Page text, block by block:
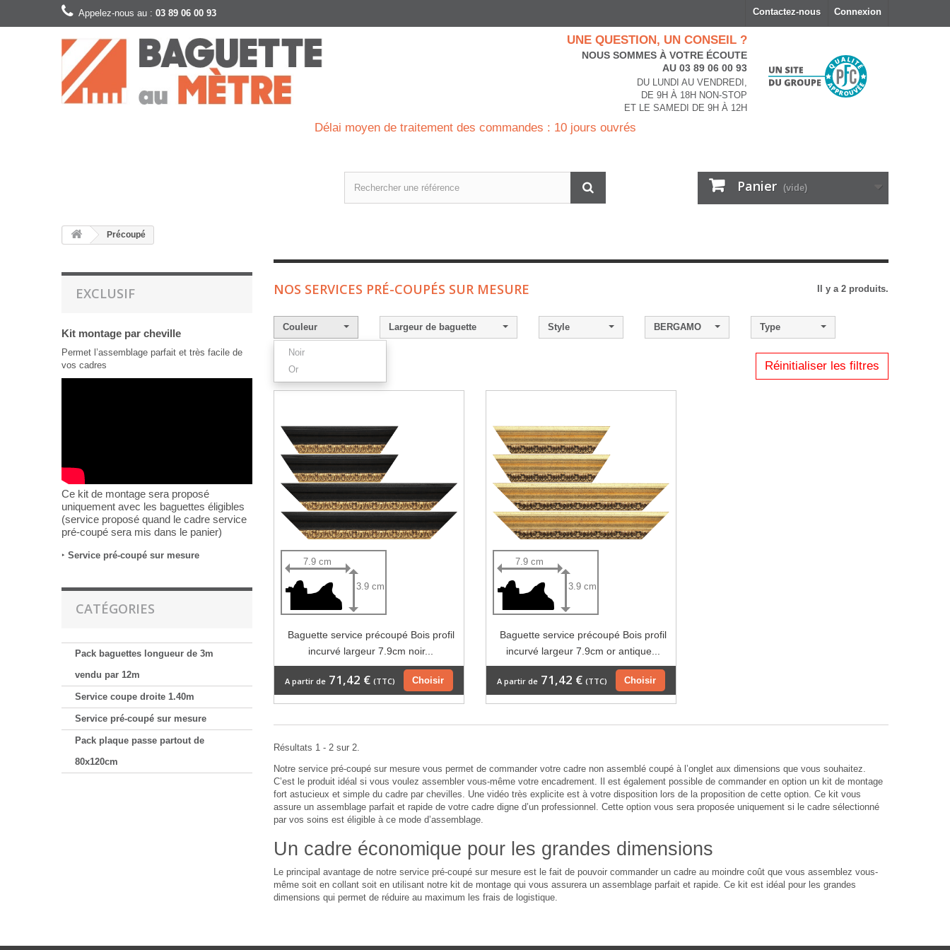
Connexion
Contactez-nous
Appelez-nous au : 03 89 06 00 93
UNE QUESTION, UN CONSEIL ?
NOUS SOMMES À VOTRE ÉCOUTE
AU 03 89 06 00 93
DU LUNDI AU VENDREDI,
DE 9H À 18H NON-STOP
ET LE SAMEDI DE 9H À 12H
Délai moyen de traitement des commandes : 10 jours ouvrés
Panier (vide)
Précoupé
EXCLUSIF
Kit montage par cheville
Permet l’assemblage parfait et très facile de
vos cadres
Ce kit de montage sera proposé
uniquement avec les baguettes éligibles
(service proposé quand le cadre service
pré-coupé sera mis dans le panier)
‣ Service pré-coupé sur mesure
CATÉGORIES
Pack baguettes longueur de 3m
vendu par 12m
Service coupe droite 1.40m
Service pré-coupé sur mesure
Pack plaque passe partout de
80x120cm
NOS SERVICES PRÉ-COUPÉS SUR MESURE Il y a 2 produits.
Couleur
Noir
Or
Largeur de baguette Style BERGAMO Type
Réinitialiser les filtres
Résultats 1 - 2 sur 2.
7.9 cm
3.9 cm
Baguette service précoupé Bois profil
incurvé largeur 7.9cm noir...
Choisir
A partir de 71,42 € (TTC)
7.9 cm
3.9 cm
Baguette service précoupé Bois profil
incurvé largeur 7.9cm or antique...
Choisir
A partir de71,42 € (TTC)
Résultats 1 - 2 sur 2.
Notre service pré-coupé sur mesure vous permet de commander votre cadre non assemblé coupé à l’onglet aux dimensions que vous souhaitez.
C’est le produit idéal si vous voulez assembler vous-même votre encadrement. Il est également possible de commander en option un kit de montage
fort astucieux et simple du cadre par chevilles. Une vidéo très explicite est à votre disposition lors de la proposition de cette option. Ce kit vous
assure un assemblage parfait et rapide de votre cadre digne d’un professionnel. Cette option vous sera proposée uniquement si le cadre sélectionné
par vos soins est éligible à ce mode d’assemblage.
Un cadre économique pour les grandes dimensions
Le principal avantage de notre service pré-coupé sur mesure est le fait de pouvoir commander un cadre au moindre coût que vous assemblez vous-
même soit en collant soit en utilisant notre kit de montage qui vous assurera un assemblage parfait et rapide. Ce kit est idéal pour les grandes
dimensions qui permet de réduire au maximum les frais de logistique.